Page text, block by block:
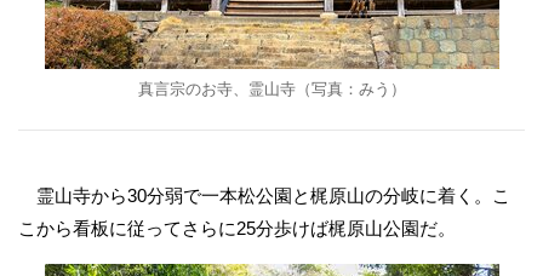
真言宗のお寺、霊山寺（写真：みう）
霊山寺から30分弱で一本松公園と梶原山の分岐に着く。こ
こから看板に従ってさらに25分歩けば梶原山公園だ。